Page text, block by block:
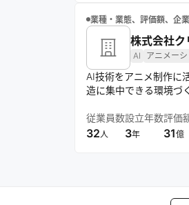
業種・業態、評価額、企
株式会社ク
AI アニメー
AI技術をアニメ制作に
造に集中できる環境づ
従業員数
32人
設立年数
3年
評価
31億